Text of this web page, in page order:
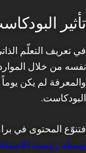
تأثير
في تعريف التعلّم
نفسه من خلال
والمعرفة لم يكن
البودكاست.
فتنوّع المحتوى في
وسيلة رئيسية